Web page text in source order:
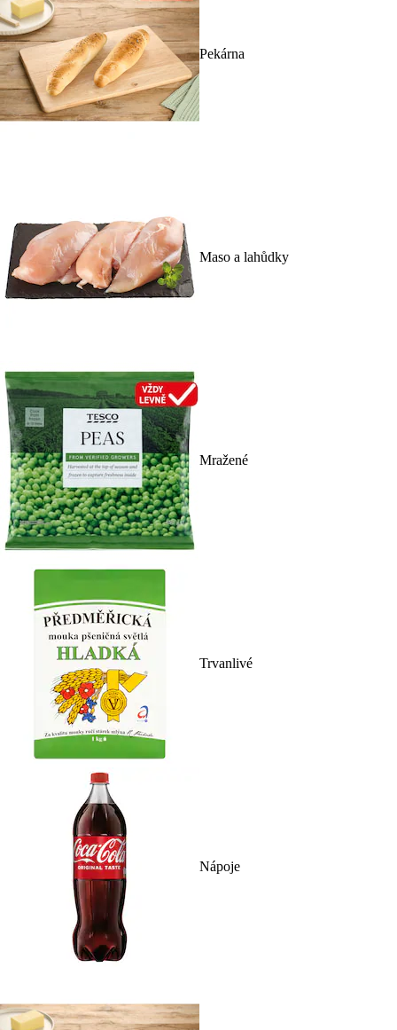
Pekárna
Maso a lahůdky
Mražené
Trvanlivé
Nápoje